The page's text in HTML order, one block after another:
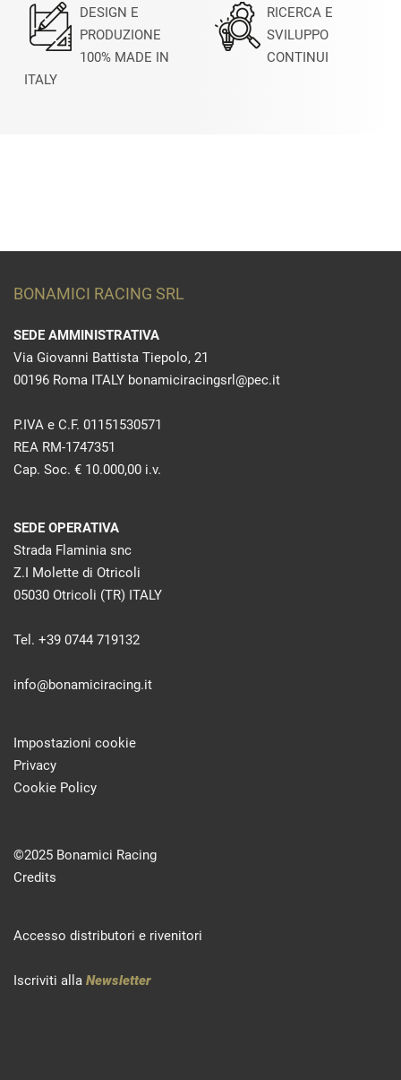
DESIGN E
PRODUZIONE
100% MADE IN
ITALY
RICERCA E
SVILUPPO
CONTINUI
BONAMICI RACING SRL
SEDE AMMINISTRATIVA
Via Giovanni Battista Tiepolo, 21
00196 Roma ITALY bonamiciracingsrl@pec.it
P.IVA e C.F. 01151530571
REA RM-1747351
Cap. Soc. € 10.000,00 i.v.
SEDE OPERATIVA
Strada Flaminia snc
Z.I Molette di Otricoli
05030 Otricoli (TR) ITALY
Tel. +39 0744 719132
info@bonamiciracing.it
Impostazioni cookie
Privacy
Cookie Policy
©2025 Bonamici Racing
Credits
Accesso distributori e rivenitori
Iscriviti alla Newsletter